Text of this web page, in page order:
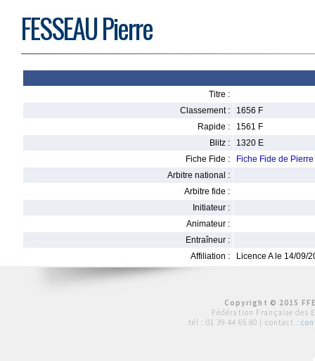
FESSEAU Pierre
Titre :
Classement :
1656 F
Rapide :
1561 F
Blitz :
1320 E
Fiche Fide :
Fiche Fide de
Arbitre national :
Arbitre fide :
Initiateur :
Animateur :
Entraîneur :
Affiliation :
Licence A le 14/09/
Copyright © 2015
Fédération Française des
tél : 01 39 44 65 80 | contact :